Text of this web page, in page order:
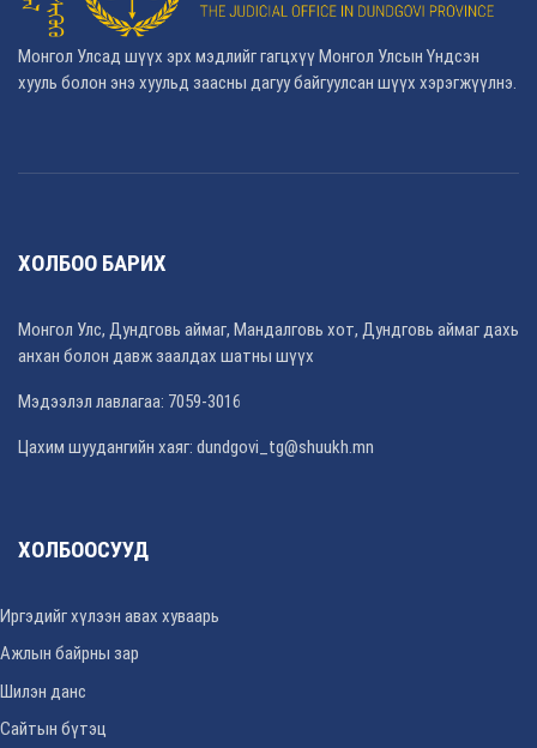
Монгол Улсад шүүх эрх мэдлийг гагцхүү Монгол Улсын Үндсэн
хууль болон энэ хуульд заасны дагуу байгуулсан шүүх хэрэгжүүлнэ.
ХОЛБОО БАРИХ
Монгол Улс, Дундговь аймаг, Мандалговь хот, Дундговь аймаг дахь
анхан болон давж заалдах шатны шүүх
Мэдээлэл лавлагаа: 7059-3016
Цахим шуудангийн хаяг: dundgovi_tg@shuukh.mn
ХОЛБООСУУД
Иргэдийг хүлээн авах хуваарь
Ажлын байрны зар
Шилэн данс
Сайтын бүтэц